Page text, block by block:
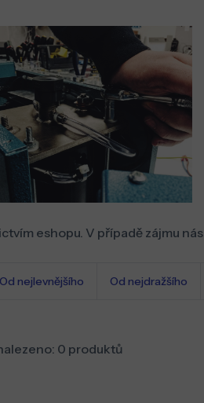
eshopu. V případě zájmu nás
Od nejlevnějšího Od nejdražšího
0 produktů